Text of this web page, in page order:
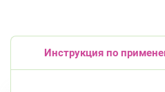
Инструкция по